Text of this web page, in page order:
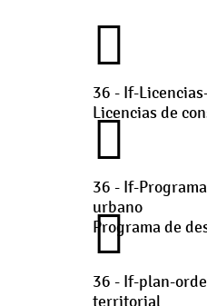
36 - If-
Licencias de
36 - If-
urbano
Programa de
36 - If-plan-
territorial